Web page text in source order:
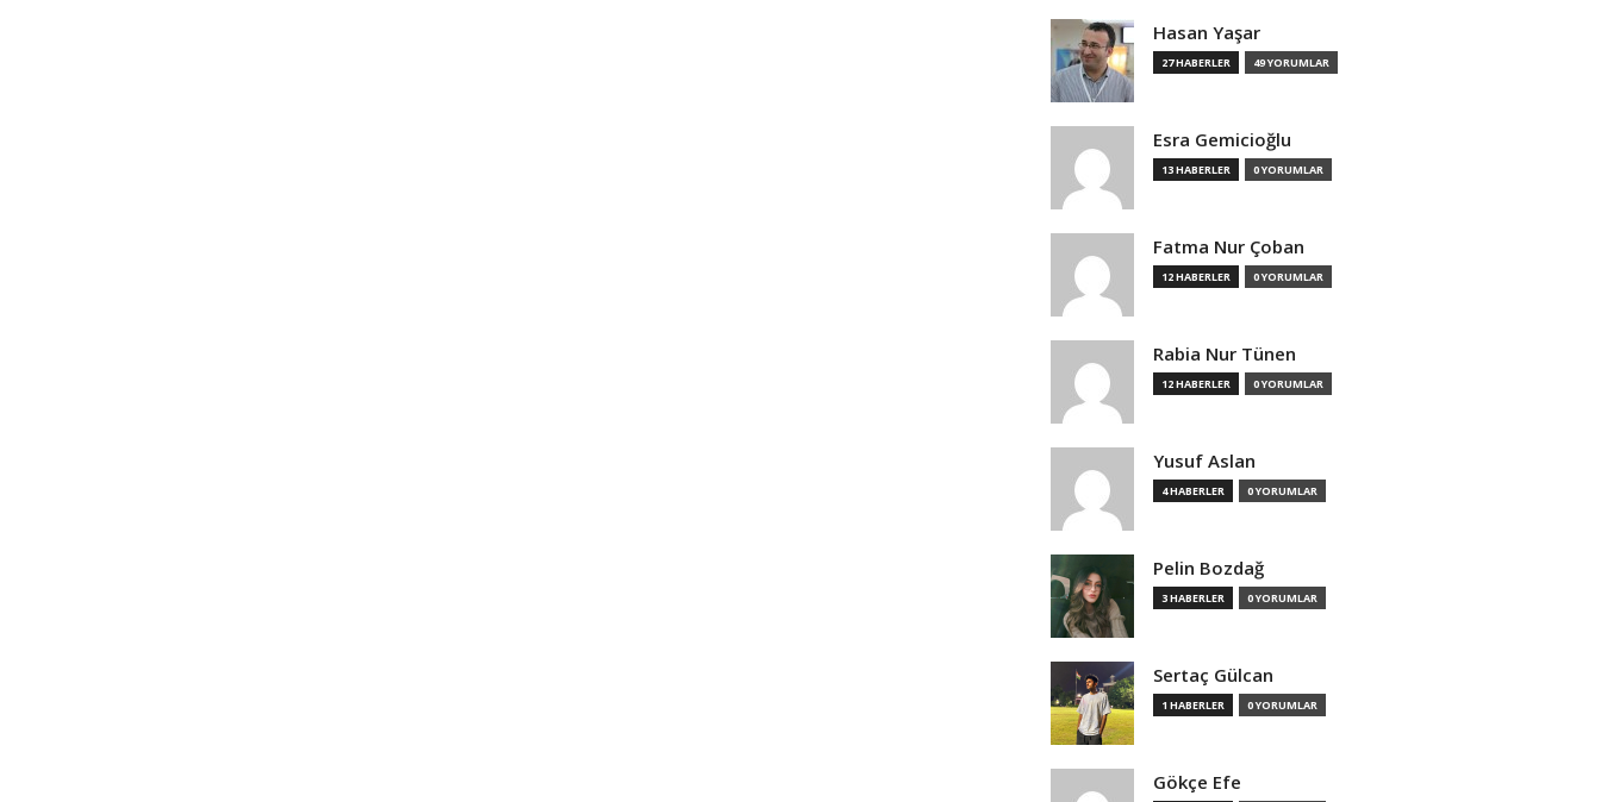
Hasan Yaşar
27 HABERLER 49 YORUMLAR
Esra Gemicioğlu
13 HABERLER 0 YORUMLAR
Fatma Nur Çoban
12 HABERLER 0 YORUMLAR
Rabia Nur Tünen
12 HABERLER 0 YORUMLAR
Yusuf Aslan
4 HABERLER 0 YORUMLAR
Pelin Bozdağ
3 HABERLER 0 YORUMLAR
Sertaç Gülcan
1 HABERLER 0 YORUMLAR
Gökçe Efe